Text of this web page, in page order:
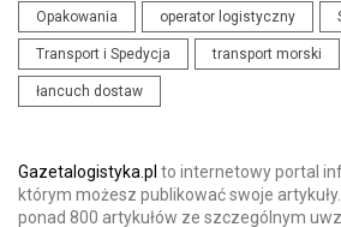
Opakowania operator logistyczny
Transport i Spedycja transport morski
łancuch dostaw
Gazetalogistyka.pl to internetowy portal
którym możesz publikować swoje
ponad 800 artykułów ze szczególnym